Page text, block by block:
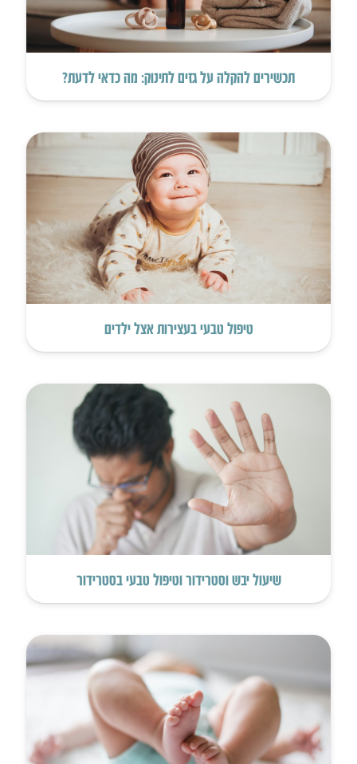
תכשירים להקלה על גזים לתינוק: מה כדאי לדעת?
טיפול טבעי בעצירות אצל ילדים
שיעול יבש וסטרידור וטיפול טבעי בסטרידור